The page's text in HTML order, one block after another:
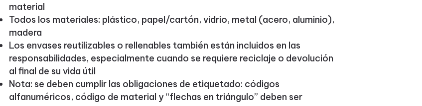
material
Todos los materiales: plástico, papel/cartón, vidrio, metal (acero, aluminio),
madera
Los envases reutilizables o rellenables también están incluidos en las
responsabilidades, especialmente cuando se requiere reciclaje o devolución
al final de su vida útil
Nota: se deben cumplir las obligaciones de etiquetado: códigos
alfanuméricos, código de material y “flechas en triángulo” deben ser